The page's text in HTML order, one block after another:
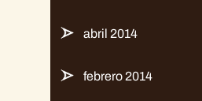
abril 2014
febrero 2014